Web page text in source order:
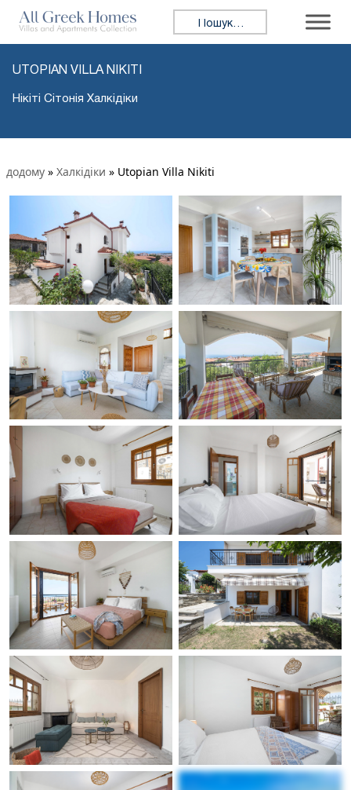
Пошук:
UTOPIAN VILLA NIKITI
Нікіті Сітонія Халкідіки
додому » Халкідіки » Utopian Villa Nikiti